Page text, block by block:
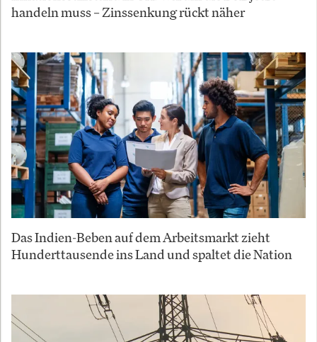
handeln muss – Zinssenkung rückt näher
Das Indien-Beben auf dem Arbeitsmarkt zieht
Hunderttausende ins Land und spaltet die Nation